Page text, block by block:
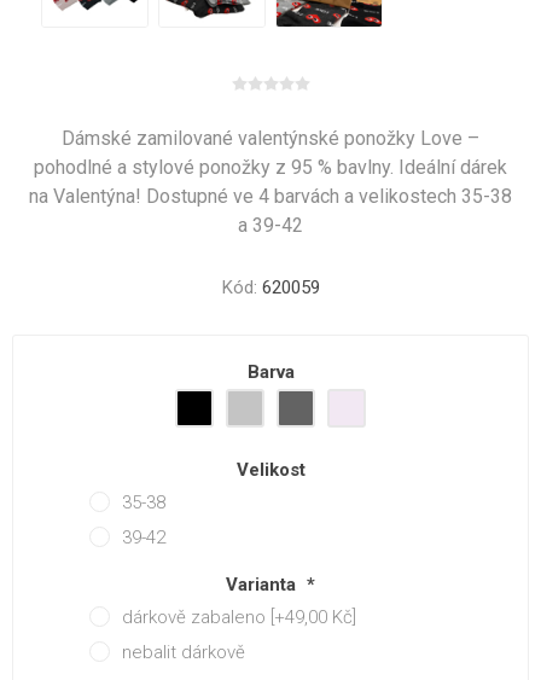
Dámské zamilované valentýnské ponožky Love –
pohodlné a stylové ponožky z 95 % bavlny. Ideální dárek
na Valentýna! Dostupné ve 4 barvách a velikostech 35-38
a 39-42
Kód: 620059
Barva
Velikost
35-38
39-42
Varianta *
dárkově zabaleno [+49,00 Kč]
nebalit dárkově